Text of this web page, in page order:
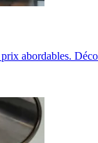
abordables.